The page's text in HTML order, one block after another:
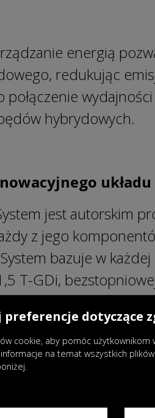
energią
redukując
połączenie
hybrydowych.
jest autorskim
z jego
bazuje w
T-GDi,
W każdej z
silnik o
być sparowany z
które
kWh, 18,3kWh, 18,4
preferencje dotyczące
cookie, aby pomóc użytkownikom
informacje na temat wszystkich